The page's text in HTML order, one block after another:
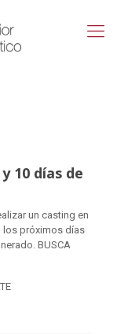
10 días de
un casting en
los próximos días
BUSCA